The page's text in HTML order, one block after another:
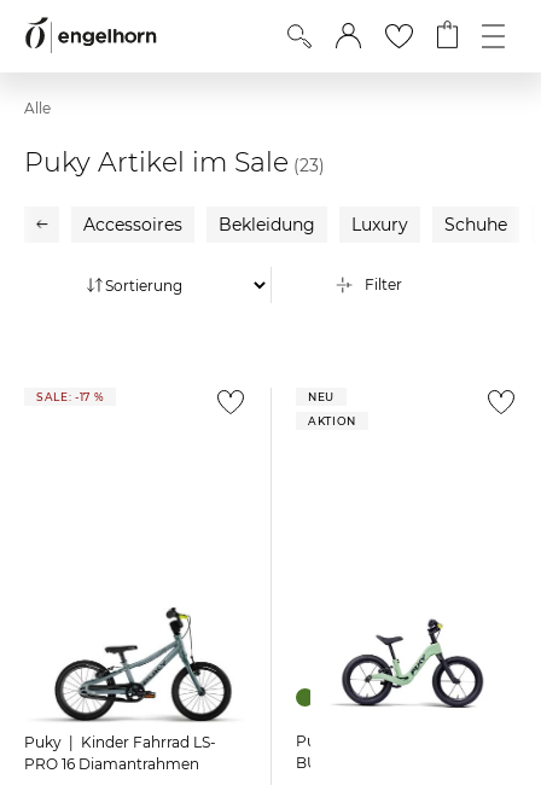
Alle
Puky Artikel im Sale (23)
Accessoires Bekleidung Luxury Schuhe
Filter
SALE: -17 %
Puky | Kinder Fahrrad LS-
PRO 16 Diamantrahmen
NEU
AKTION
Puky | Laufrad NEXT
BUNDLE 12 & 14